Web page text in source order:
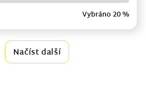
Vybráno 20 %
Načíst další